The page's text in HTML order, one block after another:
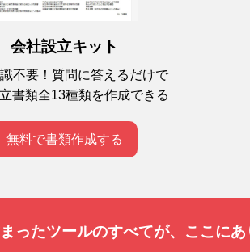
会社設立キット
不要！質問に答えるだけで
書類全13種類を作成できる
無料で書類作成する
ったツールのすべてが、 ここに